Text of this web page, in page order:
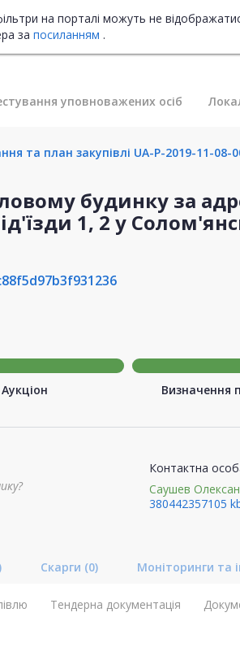
на порталі можуть не
за посиланням .
уповноважених осіб
та план закупівлі UA-P-2019-11-08-
будинку за
1, 2 у
Аукціон Визначення
Контактна
Саушев
380442357105
Скарги (0) Моніторинги та
Тендерна документація